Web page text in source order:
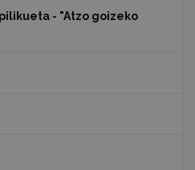
- "Atzo goizeko